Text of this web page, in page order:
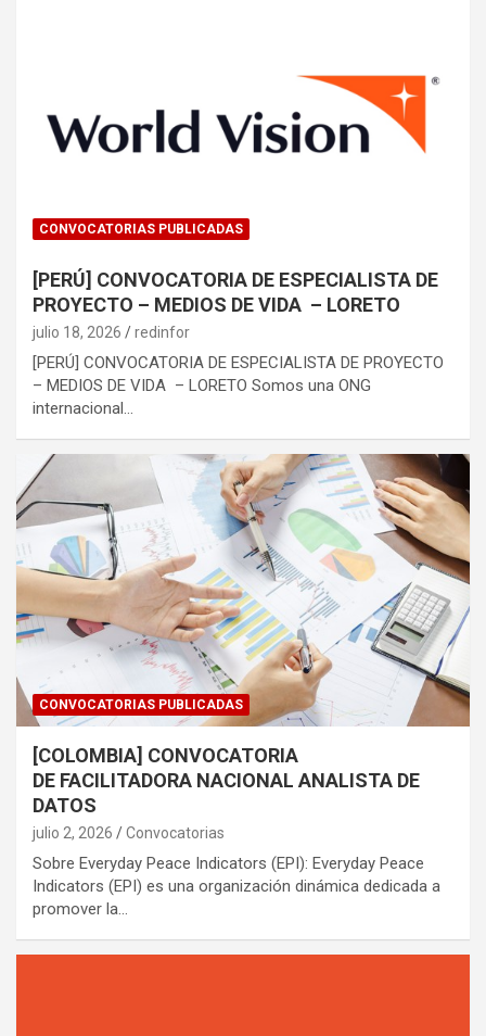
CONVOCATORIAS PUBLICADAS
[PERÚ] CONVOCATORIA DE ESPECIALISTA DE
PROYECTO – MEDIOS DE VIDA – LORETO
julio 18, 2026 redinfor
[PERÚ] CONVOCATORIA DE ESPECIALISTA DE PROYECTO
– MEDIOS DE VIDA – LORETO Somos una ONG
internacional…
CONVOCATORIAS PUBLICADAS
[COLOMBIA] CONVOCATORIA
DE FACILITADORA NACIONAL ANALISTA DE
DATOS
julio 2, 2026 Convocatorias
Sobre Everyday Peace Indicators (EPI): Everyday Peace
Indicators (EPI) es una organización dinámica dedicada a
promover la…